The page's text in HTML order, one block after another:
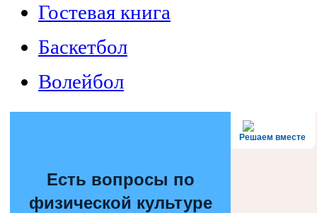
Гостевая книга
Баскетбол
Волейбол
Решаем вместе
Есть вопросы по
физической культуре